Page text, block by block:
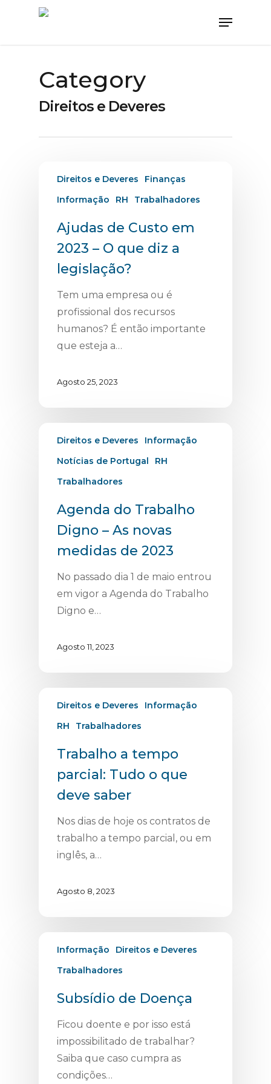
Category
Direitos e Deveres
Direitos e Deveres
Finanças
Informação
RH Trabalhadores
Ajudas de Custo em
2023 – O que diz a
legislação?
Tem uma empresa ou é
profissional dos recursos
humanos? É então importante
que esteja a…
Agosto 25, 2023
Direitos e Deveres
Informação
Notícias de Portugal
RH
Trabalhadores
Agenda do Trabalho
Digno – As novas
medidas de 2023
No passado dia 1 de maio entrou
em vigor a Agenda do Trabalho
Digno e…
Agosto 11, 2023
Direitos e Deveres
Informação
RH
Trabalhadores
Trabalho a tempo
parcial: Tudo o que
deve saber
Nos dias de hoje os contratos de
trabalho a tempo parcial, ou em
inglês, a…
Agosto 8, 2023
Informação
Direitos e Deveres
Trabalhadores
Subsídio de Doença
Ficou doente e por isso está
impossibilitado de trabalhar?
Saiba que caso cumpra as
condições…